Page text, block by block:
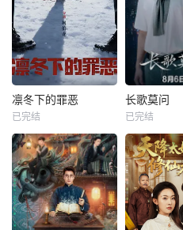
凛冬下的罪恶
已完结
长歌莫问
已完结